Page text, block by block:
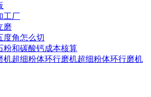
工厂
磨
度角怎么切
粉和碳酸钙成本核算
机超细粉体环行磨机超细粉体环行磨机